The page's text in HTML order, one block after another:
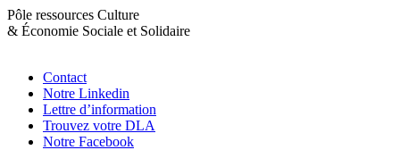
Pôle ressources Culture
& Économie Sociale et Solidaire
Contact
Notre Linkedin
Lettre d’information
Trouvez votre DLA
Notre Facebook